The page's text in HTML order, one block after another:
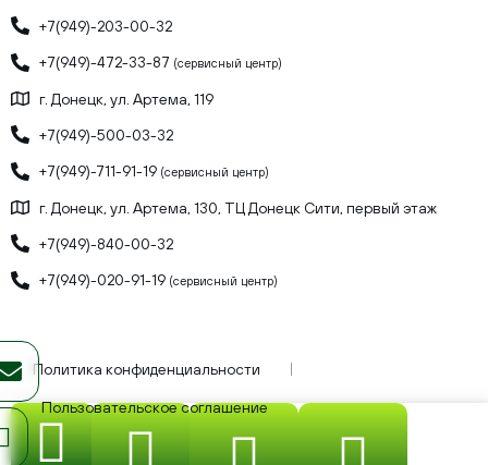
+7(949)-203-00-32
+7(949)-472-33-87 (сервисный центр)
г. Донецк, ул. Артема, 119
+7(949)-500-03-32
+7(949)-711-91-19 (сервисный центр)
г. Донецк, ул. Артема, 130, ТЦ Донецк Сити, первый этаж
+7(949)-840-00-32
+7(949)-020-91-19 (сервисный центр)
Политика конфиденциальности
Пользовательское соглашение
ИП Бывшев Олег Юрьевич, ИНН: 930300189537, ОГРНИП: